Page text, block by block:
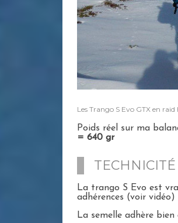
Les Trango S Evo GTX en
Poids réel sur ma
= 640 gr
TECHNICITÉ
La trango S Evo est
adhérences (voir vidéo)
La semelle adhère